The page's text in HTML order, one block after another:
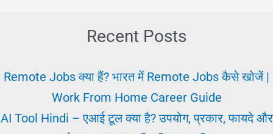
अपनाने
टिप्स
Recent Posts
Remote Jobs क्या हैं? भारत में Remote Jobs कैसे खोजें |
Work From Home Career Guide
AI Tool Hindi – एआई टूल क्या है? उपयोग, प्रकार, फायदे और